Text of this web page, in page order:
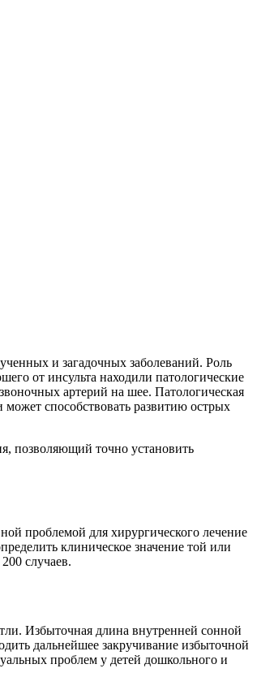
и загадочных заболеваний. Роль
от инсульта находили патологические
артерий на шее. Патологическая
может способствовать развитию острых
позволяющий точно установить
проблемой для хирургического лечение
клиническое значение той или
случаев.
Избыточная длина внутренней сонной
дальнейшее закручивание избыточной
проблем у детей дошкольного и